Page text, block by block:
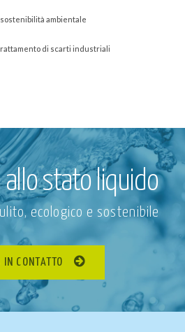
sostenibilità ambientale
di scarti industriali
allo stato liquido
ecologico e sostenibile
IN CONTATTO